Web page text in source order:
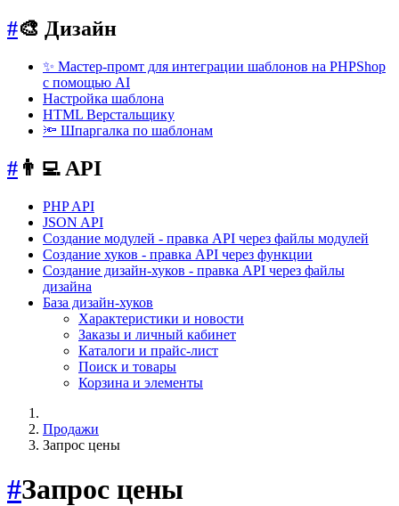
#🎨 Дизайн
✨ Мастер-промт для интеграции шаблонов на PHPShop
с помощью AI
Настройка шаблона
HTML Верстальщику
🔦 Шпаргалка по шаблонам
# 👨‍💻 API
PHP API
JSON API
Создание модулей - правка API через файлы модулей
Создание хуков - правка API через функции
Создание дизайн-хуков - правка API через файлы
дизайна
База дизайн-хуков
Характеристики и новости
Заказы и личный кабинет
Каталоги и прайс-лист
Поиск и товары
Корзина и элементы
Продажи
Запрос цены
#Запрос цены